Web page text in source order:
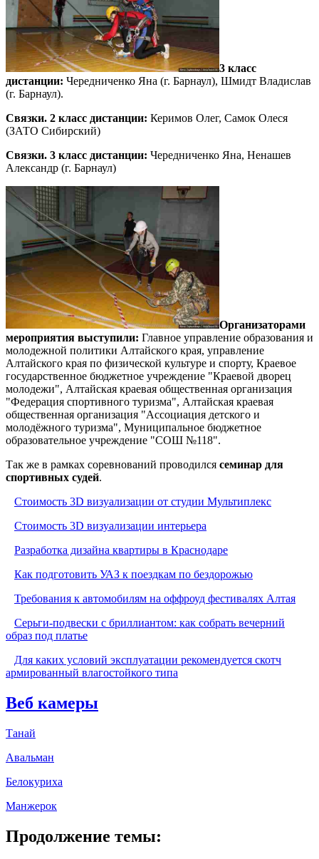
3 класс
дистанции: Чередниченко Яна (г. Барнаул), Шмидт Владислав
(г. Барнаул).
Связки. 2 класс дистанции: Керимов Олег, Самок Олеся
(ЗАТО Сибирский)
Связки. 3 класс дистанции: Чередниченко Яна, Ненашев
Александр (г. Барнаул)
Организаторами
мероприятия выступили: Главное управление образования и
молодежной политики Алтайского края, управление
Алтайского края по физической культуре и спорту, Краевое
государственное бюджетное учреждение "Краевой дворец
молодежи", Алтайская краевая общественная организация
"Федерация спортивного туризма", Алтайская краевая
общественная организация "Ассоциация детского и
молодёжного туризма", Муниципальное бюджетное
образовательное учреждение "СОШ №118".
Так же в рамках соревнований проводился семинар для
спортивных судей.
Стоимость 3D визуализации от студии Мультиплекс
Стоимость 3D визуализации интерьера
Разработка дизайна квартиры в Краснодаре
Как подготовить УАЗ к поездкам по бездорожью
Требования к автомобилям на оффроуд фестивалях Алтая
Серьги-подвески с бриллиантом: как собрать вечерний
образ под платье
Для каких условий эксплуатации рекомендуется скотч
армированный влагостойкого типа
Веб камеры
Танай
Авальман
Белокуриха
Манжерок
Продолжение темы: